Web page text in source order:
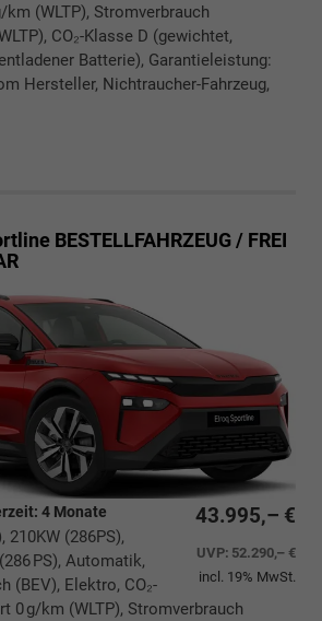
(WLTP), Stromverbrauch
CO₂-Klasse D (gewichtet,
Batterie), Garantieleistung:
Hersteller, Nichtraucher-Fahrzeug,
drucken
BESTELLFAHRZEUG / FREI
43.995,– €
UVP: 52.290,– €
incl. 19% MwSt.
4 Monate
210KW (286PS),
PS), Automatik,
(BEV), Elektro, CO₂-
0 g/km (WLTP), Stromverbrauch